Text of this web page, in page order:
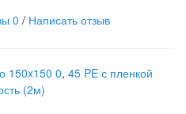
0 / Написать отзыв
150x150 0, 45 PE с пленкой
(2м)